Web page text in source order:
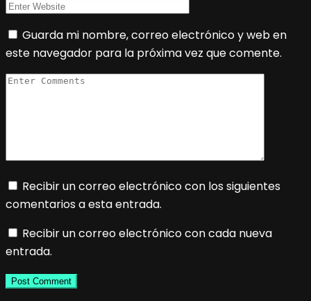
Guarda mi nombre, correo electrónico y web en
este navegador para la próxima vez que comente.
Recibir un correo electrónico con los siguientes
comentarios a esta entrada.
Recibir un correo electrónico con cada nueva
entrada.